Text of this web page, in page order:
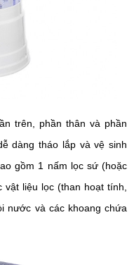
trên, phần thân và phần
dàng tháo lắp và vệ sinh
gồm 1 nấm lọc sứ (hoặc
liệu lọc (than hoạt tính,
nước và các khoang chứa